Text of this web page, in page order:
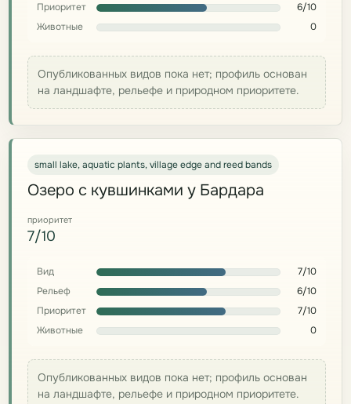
Приоритет
6/10
Животные
0
Опубликованных видов пока нет; профиль основан
на ландшафте, рельефе и природном приоритете.
small lake, aquatic plants, village edge and reed bands
Озеро с кувшинками у Бардара
приоритет
7/10
Вид
7/10
Рельеф
6/10
Приоритет
7/10
Животные
0
Опубликованных видов пока нет; профиль основан
на ландшафте, рельефе и природном приоритете.